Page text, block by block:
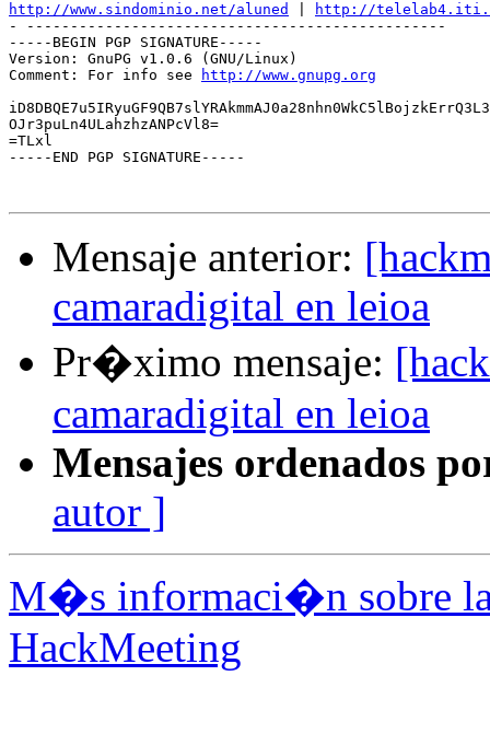
http://www.sindominio.net/aluned
http://
- ------------------------------------------------
-----BEGIN PGP SIGNATURE-----
Version: GnuPG v1.0.6 (GNU/Linux)
Comment: For info see
http://www.gnupg.org
OJr3puLn4ULahzhzANPcVl8=
=TLxl
-----END PGP SIGNATURE-----
Mensaje anterior:
camaradigital en leioa
Pr�ximo mensaje:
camaradigital en leioa
Mensajes ordenados
autor ]
M�s informaci�n sobre
HackMeeting